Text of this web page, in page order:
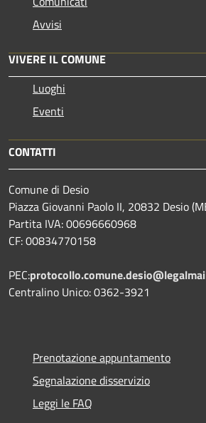
Avvisi
VIVERE IL COMUNE
Luoghi
Eventi
CONTATTI
Comune di Desio
Piazza Giovanni Paolo II, 20832 Desio
Partita IVA: 00696660968
CF: 00834770158
PEC:
Centralino Unico: 0362-3921
Prenotazione appuntamento
Segnalazione disservizio
Leggi le FAQ